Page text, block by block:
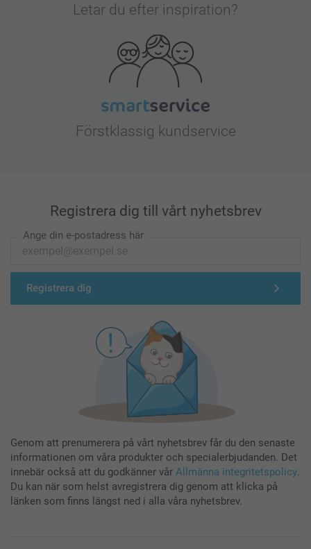
Letar du efter inspiration?
Förstklassig kundservice
Registrera dig till vårt nyhetsbrev
Ange din e-postadress här
Registrera dig
Genom att prenumerera på vårt nyhetsbrev får du den senaste
informationen om våra produkter och specialerbjudanden. Det
innebär också att du godkänner vår Allmänna integritetspolicy.
Du kan när som helst avregistrera dig genom att klicka på
länken som finns längst ned i alla våra nyhetsbrev.